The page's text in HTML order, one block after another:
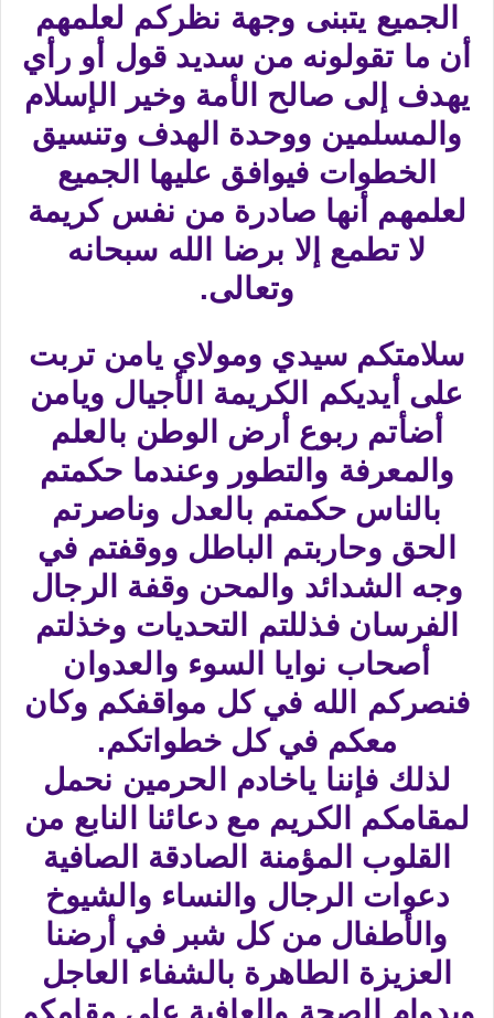
الجميع يتبنى وجهة نظركم لعلمهم
أن ما تقولونه من سديد قول أو رأي
يهدف إلى صالح الأمة وخير الإسلام
والمسلمين ووحدة الهدف وتنسيق
الخطوات فيوافق عليها الجميع
لعلمهم أنها صادرة من نفس كريمة
لا تطمع إلا برضا الله سبحانه
وتعالى.
سلامتكم سيدي ومولاي يامن تربت
على أيديكم الكريمة الأجيال ويامن
أضأتم ربوع أرض الوطن بالعلم
والمعرفة والتطور وعندما حكمتم
بالناس حكمتم بالعدل وناصرتم
الحق وحاربتم الباطل ووقفتم في
وجه الشدائد والمحن وقفة الرجال
الفرسان فذللتم التحديات وخذلتم
أصحاب نوايا السوء والعدوان
فنصركم الله في كل مواقفكم وكان
معكم في كل خطواتكم.
لذلك فإننا ياخادم الحرمين نحمل
لمقامكم الكريم مع دعائنا النابع من
القلوب المؤمنة الصادقة الصافية
دعوات الرجال والنساء والشيوخ
والأطفال من كل شبر في أرضنا
العزيزة الطاهرة بالشفاء العاجل